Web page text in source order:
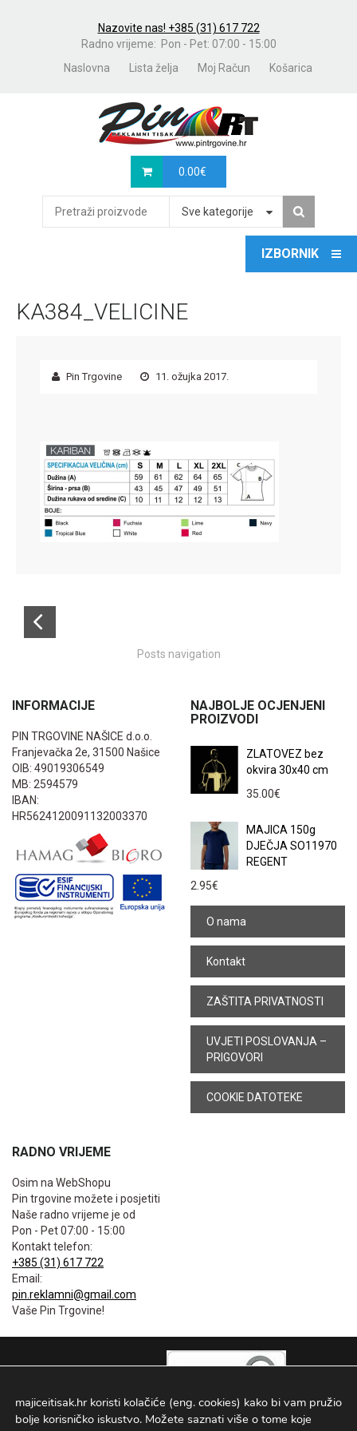
Nazovite nas! +385 (31) 617 722
Radno vrijeme: Pon - Pet: 07:00 - 15:00
Naslovna
Lista želja Moj Račun Košarica
0.00€
Sve kategorije
KA384_VELICINE
Pin Trgovine 11. ožujka 2017.
Posts navigation
INFORMACIJE
PIN TRGOVINE NAŠICE d.o.o.
Franjevačka 2e, 31500 Našice
OIB: 49019306549
MB: 2594579
IBAN:
HR5624120091132003370
NAJBOLJE OCJENJENI
PROIZVODI
ZLATOVEZ bez
okvira 30x40 cm
35.00€
MAJICA 150g
DJEČJA SO11970
REGENT
2.95€
O nama
Kontakt
ZAŠTITA PRIVATNOSTI
UVJETI POSLOVANJA –
PRIGOVORI
COOKIE DATOTEKE
RADNO VRIJEME
Osim na WebShopu
Pin trgovine možete i posjetiti
Naše radno vrijeme je od
Pon - Pet 07:00 - 15:00
Kontakt telefon:
+385 (31) 617 722
Email:
pin.reklamni@gmail.com
Vaše Pin Trgovine!
majiceitisak.hr koristi kolačiće (eng. cookies) kako bi vam pružio
bolje korisničko iskustvo. Možete saznati više o tome koje